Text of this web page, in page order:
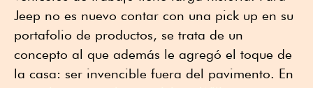
Jeep no es nuevo contar con una pick up en su
portafolio de productos, se trata de un
concepto al que además le agregó el toque de
la casa: ser invencible fuera del pavimento. En